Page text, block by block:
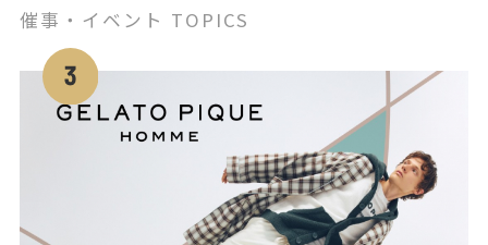
催事・イベント TOPICS